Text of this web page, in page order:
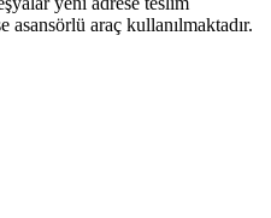
asansörlü araç kullanılmaktadır.